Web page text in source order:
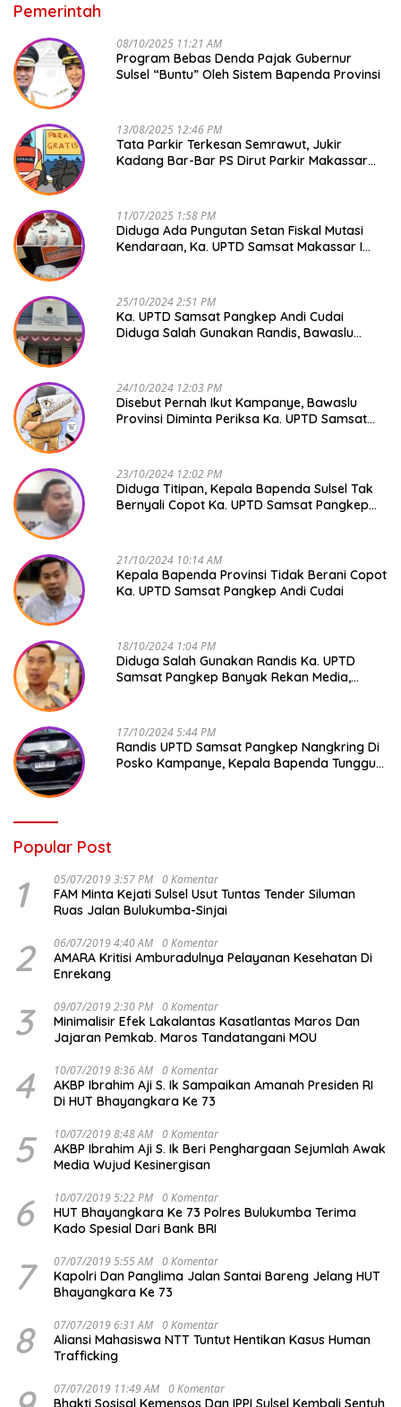
Pemerintah
08/10/2025 11:21 AM
Program Bebas Denda Pajak Gubernur
Sulsel “Buntu” Oleh Sistem Bapenda Provinsi
13/08/2025 12:46 PM
Tata Parkir Terkesan Semrawut, Jukir
Kadang Bar-Bar PS Dirut Parkir Makassar
11/07/2025 1:58 PM
Diduga Ada Pungutan Setan Fiskal Mutasi
Kendaraan, Ka. UPTD Samsat Makassar I
25/10/2024 2:51 PM
Ka. UPTD Samsat Pangkep Andi Cudai
Diduga Salah Gunakan Randis, Bawaslu
24/10/2024 12:03 PM
Disebut Pernah Ikut Kampanye, Bawaslu
Provinsi Diminta Periksa Ka. UPTD Samsat
23/10/2024 12:02 PM
Diduga Titipan, Kepala Bapenda Sulsel Tak
Bernyali Copot Ka. UPTD Samsat Pangkep
21/10/2024 10:14 AM
Kepala Bapenda Provinsi Tidak Berani Copot
Ka. UPTD Samsat Pangkep Andi Cudai
18/10/2024 1:04 PM
Diduga Salah Gunakan Randis Ka. UPTD
Samsat Pangkep Banyak Rekan Media,
17/10/2024 5:44 PM
Randis UPTD Samsat Pangkep Nangkring Di
Posko Kampanye, Kepala Bapenda Tunggu
Popular Post
1 05/07/2019 3:57 PM 0 Komentar
FAM Minta Kejati Sulsel Usut Tuntas Tender Siluman
Ruas Jalan Bulukumba-Sinjai
2 06/07/2019 4:40 AM 0 Komentar
AMARA Kritisi Amburadulnya Pelayanan Kesehatan Di
Enrekang
3 09/07/2019 2:30 PM 0 Komentar
Minimalisir Efek Lakalantas Kasatlantas Maros Dan
Jajaran Pemkab. Maros Tandatangani MOU
4 10/07/2019 8:36 AM 0 Komentar
AKBP Ibrahim Aji S. Ik Sampaikan Amanah Presiden RI
Di HUT Bhayangkara Ke 73
5 10/07/2019 8:48 AM 0 Komentar
AKBP Ibrahim Aji S. Ik Beri Penghargaan Sejumlah Awak
Media Wujud Kesinergisan
6 10/07/2019 5:22 PM 0 Komentar
HUT Bhayangkara Ke 73 Polres Bulukumba Terima
Kado Spesial Dari Bank BRI
7 07/07/2019 5:55 AM 0 Komentar
Kapolri Dan Panglima Jalan Santai Bareng Jelang HUT
Bhayangkara Ke 73
8 07/07/2019 6:31 AM 0 Komentar
Aliansi Mahasiswa NTT Tuntut Hentikan Kasus Human
Trafficking
07/07/2019 11:49 AM 0 Komentar
Bhakti Sosisal Kemensos Dan IPPI Sulsel Kembali Sentuh